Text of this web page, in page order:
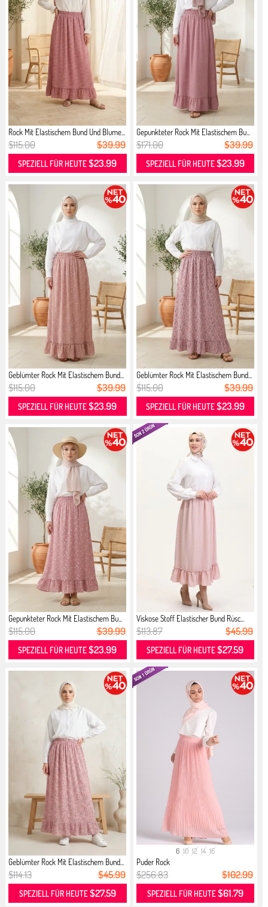
Rock Mit Elastischem Bund Und Blume...
$115.00 $39.99
SPEZIELL FÜR HEUTE$23.99
Gepunkteter Rock Mit Elastischem Bu...
$171.00 $39.99
SPEZIELL FÜR HEUTE$23.99
Geblümter Rock Mit Elastischem Bund...
$115.00 $39.99
SPEZIELL FÜR HEUTE$23.99
Geblümter Rock Mit Elastischem Bund...
$115.00 $39.99
SPEZIELL FÜR HEUTE$23.99
Gepunkteter Rock Mit Elastischem Bu...
$115.00 $39.99
SPEZIELL FÜR HEUTE$23.99
Viskose Stoff Elastischer Bund Rüsc...
$113.87 $45.99
SPEZIELL FÜR HEUTE$27.59
Geblümter Rock Mit Elastischem Bund...
$114.13 $45.99
SPEZIELL FÜR HEUTE$27.59
6 10 12 14 16
Puder Rock
$256.83 $102.99
SPEZIELL FÜR HEUTE$61.79